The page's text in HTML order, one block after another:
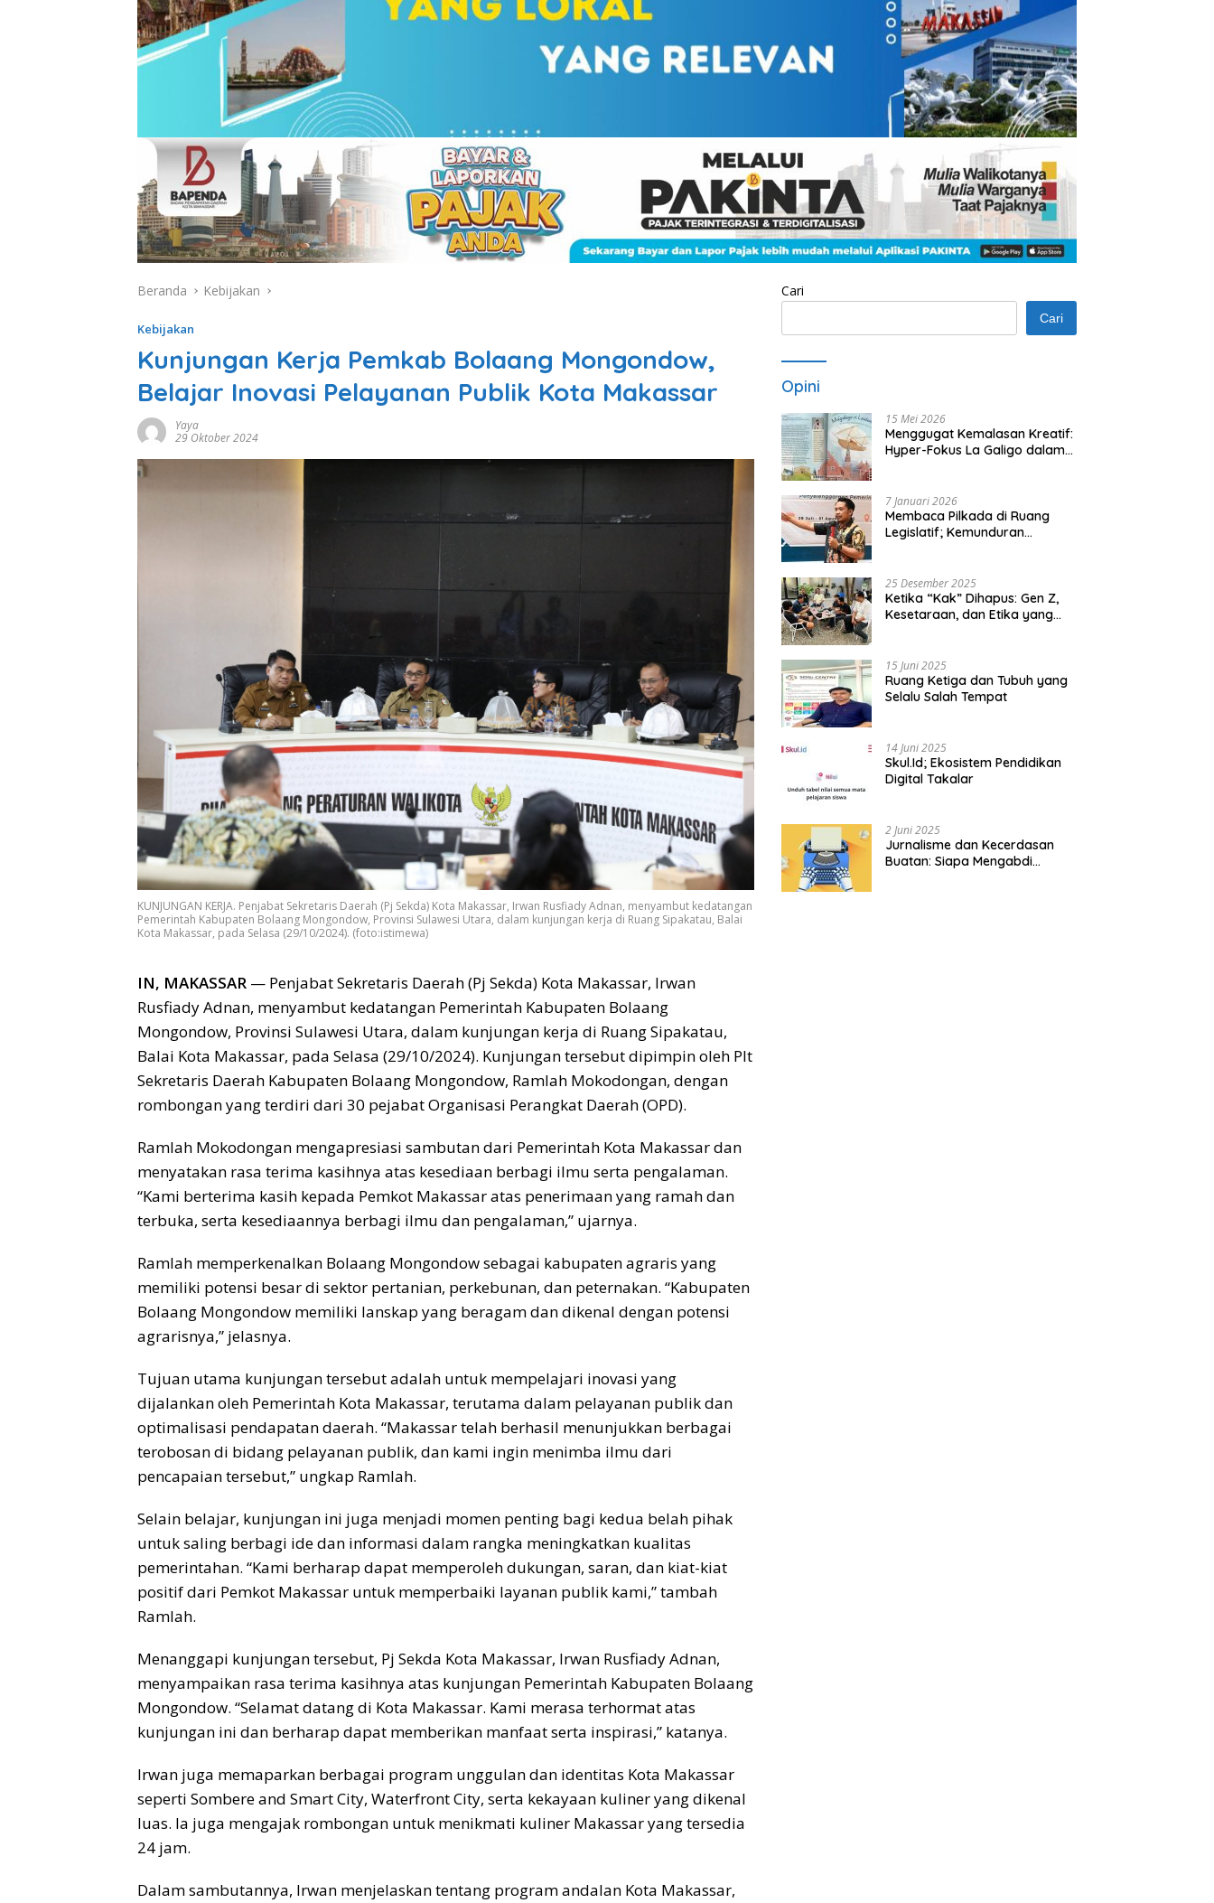
Beranda Kebijakan
Kebijakan
Kunjungan Kerja Pemkab Bolaang Mongondow,
Belajar Inovasi Pelayanan Publik Kota Makassar
Yaya
29 Oktober 2024
KUNJUNGAN KERJA. Penjabat Sekretaris Daerah (Pj Sekda) Kota Makassar, Irwan Rusfiady Adnan, menyambut kedatangan
Pemerintah Kabupaten Bolaang Mongondow, Provinsi Sulawesi Utara, dalam kunjungan kerja di Ruang Sipakatau, Balai
Kota Makassar, pada Selasa (29/10/2024). (foto:istimewa)
IN, MAKASSAR — Penjabat Sekretaris Daerah (Pj Sekda) Kota Makassar, Irwan
Rusfiady Adnan, menyambut kedatangan Pemerintah Kabupaten Bolaang
Mongondow, Provinsi Sulawesi Utara, dalam kunjungan kerja di Ruang Sipakatau,
Balai Kota Makassar, pada Selasa (29/10/2024). Kunjungan tersebut dipimpin oleh Plt
Sekretaris Daerah Kabupaten Bolaang Mongondow, Ramlah Mokodongan, dengan
rombongan yang terdiri dari 30 pejabat Organisasi Perangkat Daerah (OPD).
Ramlah Mokodongan mengapresiasi sambutan dari Pemerintah Kota Makassar dan
menyatakan rasa terima kasihnya atas kesediaan berbagi ilmu serta pengalaman.
“Kami berterima kasih kepada Pemkot Makassar atas penerimaan yang ramah dan
terbuka, serta kesediaannya berbagi ilmu dan pengalaman,” ujarnya.
Ramlah memperkenalkan Bolaang Mongondow sebagai kabupaten agraris yang
memiliki potensi besar di sektor pertanian, perkebunan, dan peternakan. “Kabupaten
Bolaang Mongondow memiliki lanskap yang beragam dan dikenal dengan potensi
agrarisnya,” jelasnya.
Tujuan utama kunjungan tersebut adalah untuk mempelajari inovasi yang
dijalankan oleh Pemerintah Kota Makassar, terutama dalam pelayanan publik dan
optimalisasi pendapatan daerah. “Makassar telah berhasil menunjukkan berbagai
terobosan di bidang pelayanan publik, dan kami ingin menimba ilmu dari
pencapaian tersebut,” ungkap Ramlah.
Selain belajar, kunjungan ini juga menjadi momen penting bagi kedua belah pihak
untuk saling berbagi ide dan informasi dalam rangka meningkatkan kualitas
pemerintahan. “Kami berharap dapat memperoleh dukungan, saran, dan kiat-kiat
positif dari Pemkot Makassar untuk memperbaiki layanan publik kami,” tambah
Ramlah.
Menanggapi kunjungan tersebut, Pj Sekda Kota Makassar, Irwan Rusfiady Adnan,
menyampaikan rasa terima kasihnya atas kunjungan Pemerintah Kabupaten Bolaang
Mongondow. “Selamat datang di Kota Makassar. Kami merasa terhormat atas
kunjungan ini dan berharap dapat memberikan manfaat serta inspirasi,” katanya.
Irwan juga memaparkan berbagai program unggulan dan identitas Kota Makassar
seperti Sombere and Smart City, Waterfront City, serta kekayaan kuliner yang dikenal
luas. Ia juga mengajak rombongan untuk menikmati kuliner Makassar yang tersedia
24 jam.
Dalam sambutannya, Irwan menjelaskan tentang program andalan Kota Makassar,
Cari
Cari
Opini
15 Mei 2026
Menggugat Kemalasan Kreatif:
Hyper-Fokus La Galigo dalam
7 Januari 2026
Membaca Pilkada di Ruang
Legislatif; Kemunduran
25 Desember 2025
Ketika “Kak” Dihapus: Gen Z,
Kesetaraan, dan Etika yang
15 Juni 2025
Ruang Ketiga dan Tubuh yang
Selalu Salah Tempat
14 Juni 2025
Skul.Id; Ekosistem Pendidikan
Digital Takalar
2 Juni 2025
Jurnalisme dan Kecerdasan
Buatan: Siapa Mengabdi